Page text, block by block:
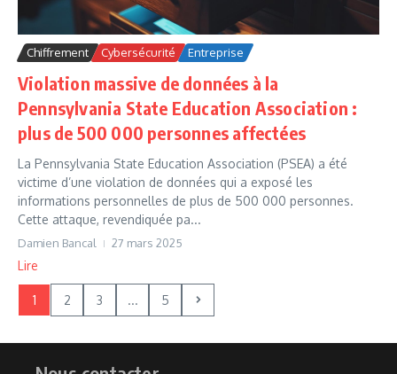
Chiffrement Cybersécurité Entreprise
Violation massive de données à la
Pennsylvania State Education Association :
plus de 500 000 personnes affectées
La Pennsylvania State Education Association (PSEA) a été
victime d’une violation de données qui a exposé les
informations personnelles de plus de 500 000 personnes.
Cette attaque, revendiquée pa...
Damien Bancal 27 mars 2025
Lire
1 2 3 ... 5